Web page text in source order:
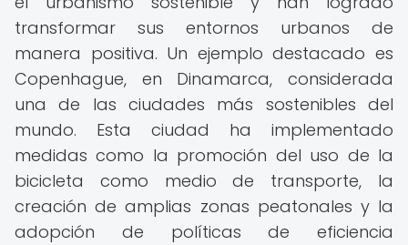
transformar sus entornos urbanos de
manera positiva. Un ejemplo destacado es
Copenhague, en Dinamarca, considerada
una de las ciudades más sostenibles del
mundo. Esta ciudad ha implementado
medidas como la promoción del uso de la
bicicleta como medio de transporte, la
creación de amplias zonas peatonales y la
adopción de políticas de eficiencia